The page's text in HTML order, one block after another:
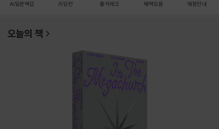
AI일문백답 리딩런 출석체크 혜택모음 매장안내
오늘의 책